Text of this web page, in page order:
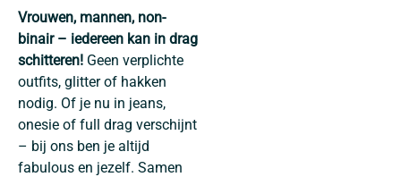
Vrouwen, mannen, non-
binair – iedereen kan in drag
schitteren! Geen verplichte
outfits, glitter of hakken
nodig. Of je nu in jeans,
onesie of full drag verschijnt
– bij ons ben je altijd
fabulous en jezelf. Samen